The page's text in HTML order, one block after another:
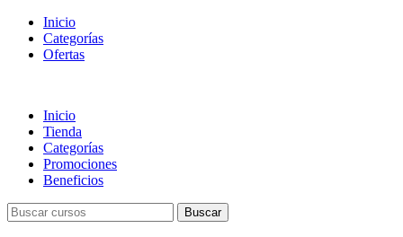
Inicio
Categorías
Ofertas
Inicio
Tienda
Categorías
Promociones
Beneficios
Buscar